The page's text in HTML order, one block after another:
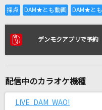
全
リアルタイム
[生音]春泥棒
デンモクアプリで予約
配信中のカラオケ機種
LIVE DAM WAO!